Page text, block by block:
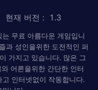
현재 버전 : 1.3
무료 아름다운 게임입니
과 성인을위한 도전적인 퍼
가지고 있습니다. 많은 그
어른을위한 간단한 인터
인터넷없이 작동합니다.